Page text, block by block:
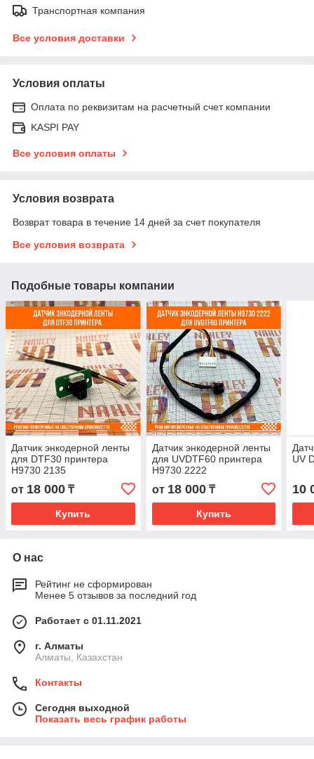
Транспортная компания
Все условия доставки
Условия оплаты
Оплата по реквизитам на расчетный счет компании
KASPI PAY
Все условия оплаты
Условия возврата
Возврат товара в течение 14 дней за счет покупателя
Все условия возврата
Подобные товары компании
Датчик энкодерной ленты
для DTF30 принтера
H9730 2135
от 18 000 ₸
Купить
Датчик энкодерной ленты
для UVDTF60 принтера
H9730 2222
от 18 000₸
Купить
UV
10
О нас
Рейтинг не сформирован
Менее 5 отзывов за последний год
Работает с 01.11.2021
г. Алматы
Алматы, Казахстан
Контакты
Сегодня выходной
Показать весь график работы